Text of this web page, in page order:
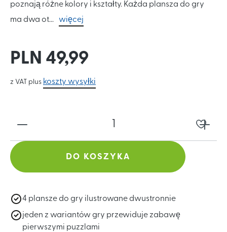
poznają różne kolory i kształty. Każda plansza do gry
ma dwa ot...
więcej
PLN 49,99
z VAT plus koszty wysyłki
DO KOSZYKA
4 plansze do gry ilustrowane dwustronnie
jeden z wariantów gry przewiduje zabawę
pierwszymi puzzlami